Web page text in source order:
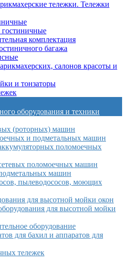
тележки. Тележки
комплектация
багажа
салонов красоты и
и тонзаторы
оборудования и техники
(роторных) машин
и подметальных машин
поломоечных
поломоечных машин
машин
пылеводососов, моющих
для высотной мойки окон
для высотной мойки
оборудование
для бахил и аппаратов для
тележек